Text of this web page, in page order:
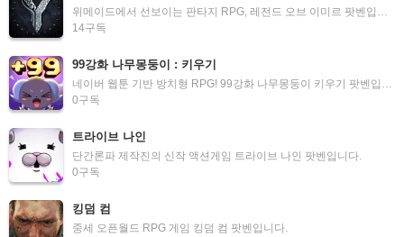
위메이드에서 선보이는 판타지 RPG, 레전드 오브 이미르 팟벤입니다.
14구독
99강화 나무몽둥이 : 키우기
네이버 웹툰 기반 방치형 RPG! 99강화 나무몽둥이 키우기 팟벤입니다.
0구독
트라이브 나인
단간론파 제작진의 신작 액션게임 트라이브 나인 팟벤입니다.
0구독
킹덤 컴
중세 오픈월드 RPG 게임 킹덤 컴 팟벤입니다.